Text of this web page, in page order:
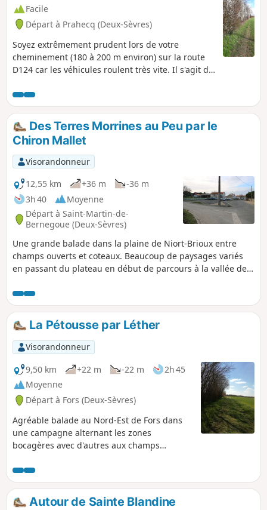
Facile
Départ à Prahecq (Deux-Sèvres)
Soyez extrêmement prudent lors de votre
cheminement (180 à 200 m environ) sur la route
D124 car les véhicules roulent très vite. Il s'agit du
mais il est important de bien le noter. Pour ne pas
les manquer, soyez attentif aux points (3) et (4) qui
ne sont pas des entrées de champs/prairies mais
bien des chemins herbeux. Aucune difficulté.
Des Terres Morrines au Peu par le
Chiron Mallet
Visorandonneur
12,55 km
+36 m
-36 m
3h 40
Moyenne
Départ à Saint-Martin-de-
Bernegoue (Deux-Sèvres)
Une grande balade dans la plaine de Niort-Brioux entre
champs ouverts et coteaux. Beaucoup de paysages variés
en passant du plateau en début de parcours à la vallée de
pied du Peu.
La Pétousse par Léther
Visorandonneur
9,50 km
+22 m -22 m
2h 45
Moyenne
Départ à Fors (Deux-Sèvres)
Agréable balade au Nord-Est de Fors dans
une campagne alternant les zones
bocagères avec d'autres aux champs
également d'approcher la patrimoine bâti,
ancien témoin du passé.
Autour de Sainte Blandine